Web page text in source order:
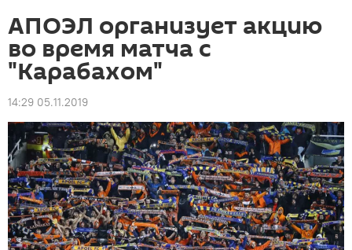
АПОЭЛ организует акцию
во время матча с
"Карабахом"
14:29 05.11.2019